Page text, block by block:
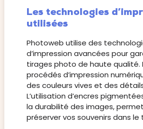
Les technologies
utilisées
Photoweb utilise des
d’impression avancées pour
tirages photo de haute qualité.
procédés d’impression
des couleurs vives et des
L’utilisation d’encres
la durabilité des images,
préserver vos souvenirs dans le